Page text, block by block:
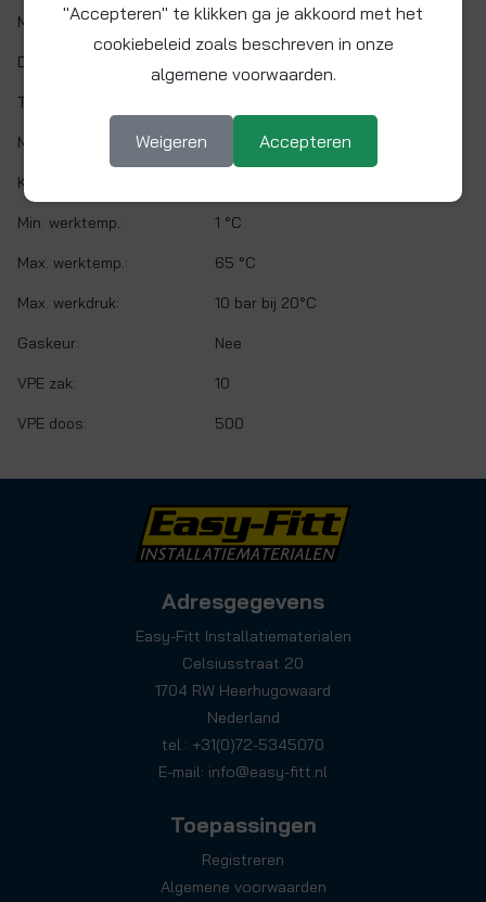
Maat: Ø 3/16" x 1/8" NPTF
Demontabel:
Twist&Lock:
Materiaal: Acetalcopolymeer (POM)
Kleur:
Min. werktemp.: 1 °C
Max. werktemp.: 65 °C
Max. werkdruk: 10 bar bij 20°C
Gaskeur: Nee
VPE zak: 10
VPE doos: 500
Adresgegevens
Easy-Fitt Installatiematerialen
Celsiusstraat 20
1704 RW Heerhugowaard
Nederland
tel.: +31(0)72-5345070
E-mail: info@easy-fitt.nl
Toepassingen
Registreren
Algemene voorwaarden
"Accepteren" te klikken ga je akkoord met het
cookiebeleid zoals beschreven in onze
algemene voorwaarden.
Weigeren Accepteren